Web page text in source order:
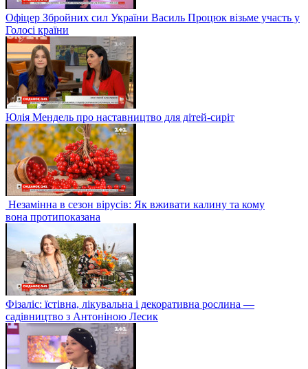
Офіцер Збройних сил України Василь Процюк візьме участь у
Голосі країни
Юлія Мендель про наставництво для дітей-сиріт
Незамінна в сезон вірусів: Як вживати калину та кому
вона протипоказана
Фізаліс: їстівна, лікувальна і декоративна рослина —
садівництво з Антоніною Лесик